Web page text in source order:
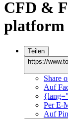
CFD &
platform
Teilen
https://
Share
Auf
Per E-
Auf